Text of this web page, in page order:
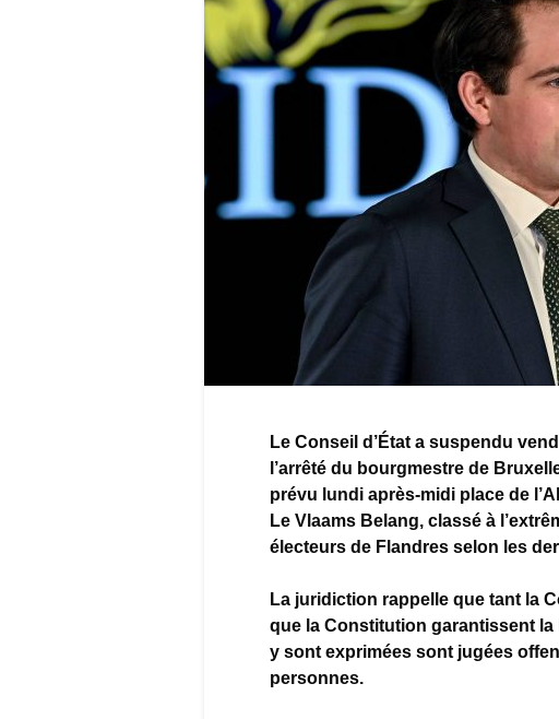
Le Conseil d’État a suspendu
l’arrêté du bourgmestre de
prévu lundi après-midi place de
Le Vlaams Belang, classé à
électeurs de Flandres selon les
La juridiction rappelle que tant la
que la Constitution garantissent
y sont exprimées sont jugées
personnes.